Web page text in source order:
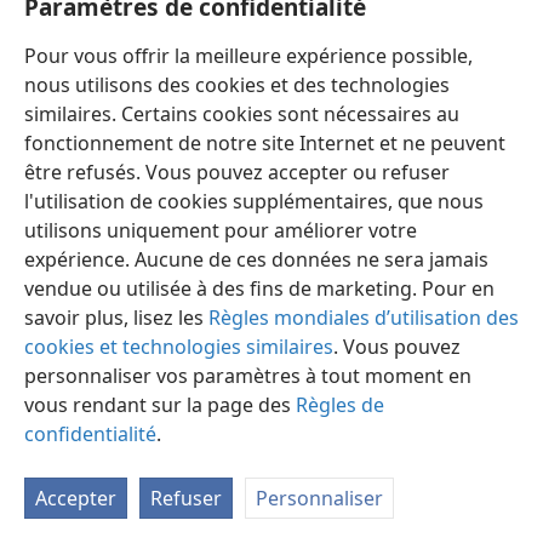
Paramètres de confidentialité
Pour vous offrir la meilleure expérience possible,
nous utilisons des cookies et des technologies
similaires. Certains cookies sont nécessaires au
fonctionnement de notre site Internet et ne peuvent
être refusés. Vous pouvez accepter ou refuser
l'utilisation de cookies supplémentaires, que nous
utilisons uniquement pour améliorer votre
expérience. Aucune de ces données ne sera jamais
vendue ou utilisée à des fins de marketing. Pour en
savoir plus, lisez les Règles mondiales d’utilisation des
cookies et technologies similaires. Vous pouvez
personnaliser vos paramètres à tout moment en
vous rendant sur la page des Règles de
confidentialité.
Accepter Refuser Personnaliser
Préférences
Copyright© 2026 Watch Tower Bible and Tract Society of Pennsylvania
Conditions d’utilisation
Règles de confidentialité
Paramètres de confidentialité
JW.ORG Se connecter